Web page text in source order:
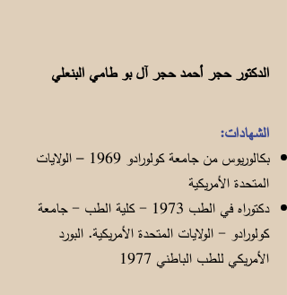
الدكتور حجر أحمد حجر آل بو طامي البنعلي
الشهادات:
بكالوريوس من جامعة كولورادو 1969 – الولايات
المتحدة الأمريكية
دكتوراه في الطب 1973 - كلية الطب - جامعة
كولورادو - الولايات المتحدة الأمريكية. البورد
الأمريكي للطب الباطني 1977